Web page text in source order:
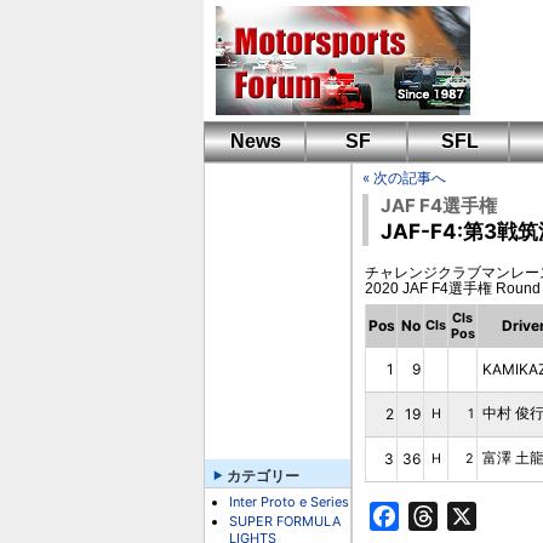
News SF SFL
カテゴリー
Inter Proto e Series
SUPER FORMULA
LIGHTS
« 次の記事へ
JAF F4選手権
JAF-F4:第3戦筑
チャレンジクラブマンレ
2020 JAF F4選手権
Pos No Cls Cls
Pos
1 9
2 19 H 1 中村 俊行
3 36 H 2 富澤 土龍
Facebook
Threads